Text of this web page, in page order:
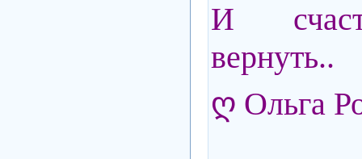
И
вернуть..
ღ Ольга